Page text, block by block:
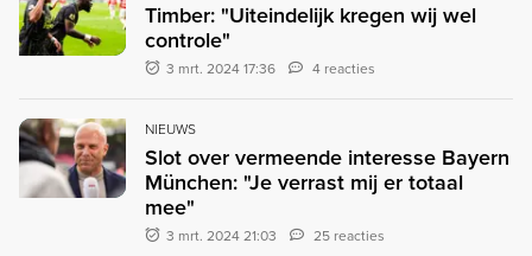
Timber: "Uiteindelijk kregen wij wel
controle"
3 mrt. 2024 17:36 4 reacties
NIEUWS
Slot over vermeende interesse Bayern
München: "Je verrast mij er totaal
mee"
3 mrt. 2024 21:03 25 reacties